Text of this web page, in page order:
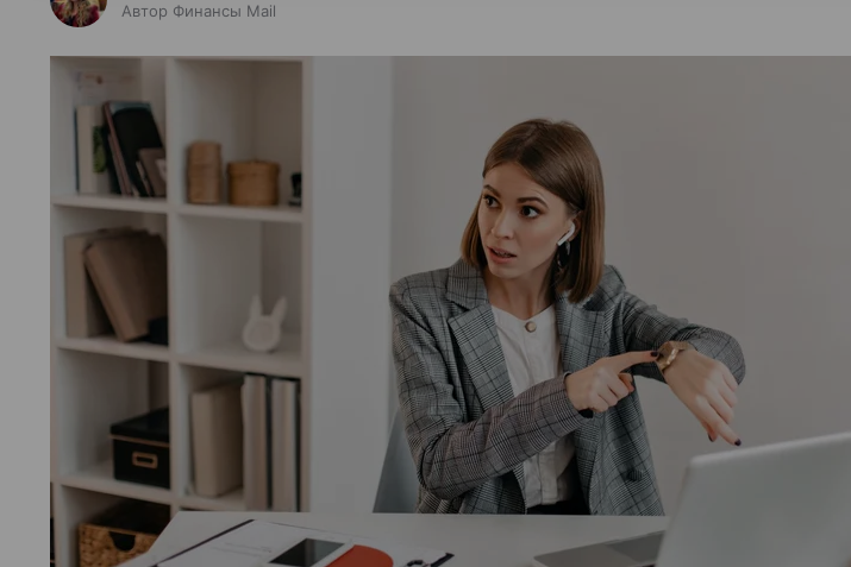
Автор Финансы Mail